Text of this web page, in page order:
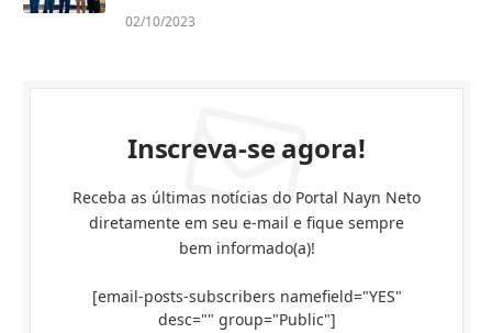
02/10/2023
Inscreva-se agora!
Receba as últimas notícias do Portal Nayn Neto
diretamente em seu e-mail e fique sempre
bem informado(a)!
[email-posts-subscribers namefield="YES"
desc="" group="Public"]